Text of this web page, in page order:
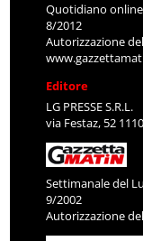
Quotidiano
8/2012
Autorizzazione
Editore
LG PRESSE S.R.L.
via Festaz, 52
Settimanale del
9/2002
Autorizzazione